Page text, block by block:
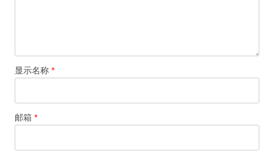
显示名称 *
邮箱 *